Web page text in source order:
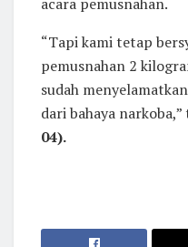
“Tapi kami tetap
pemusnahan 2
sudah
dari bahaya
04).